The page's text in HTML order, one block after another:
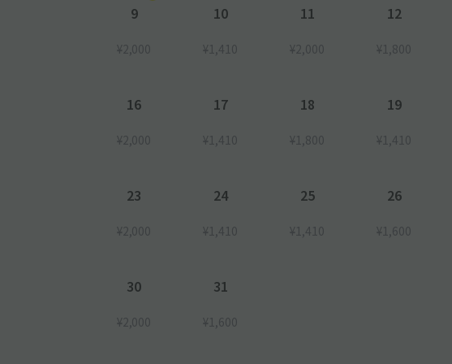
9
¥2,000
10
¥1,410
11
¥2,000
12
¥1,800
16
¥2,000
17
¥1,410
18
¥1,800
19
¥1,410
23
¥2,000
24
¥1,410
25
¥1,410
26
¥1,600
30
¥2,000
31
¥1,600